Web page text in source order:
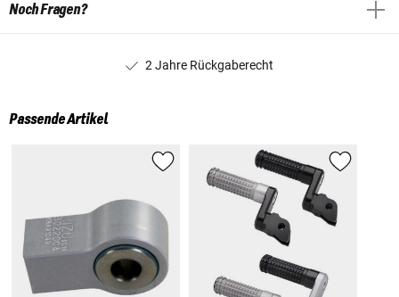
Noch Fragen?
2 Jahre Rückgaberecht
Passende Artikel